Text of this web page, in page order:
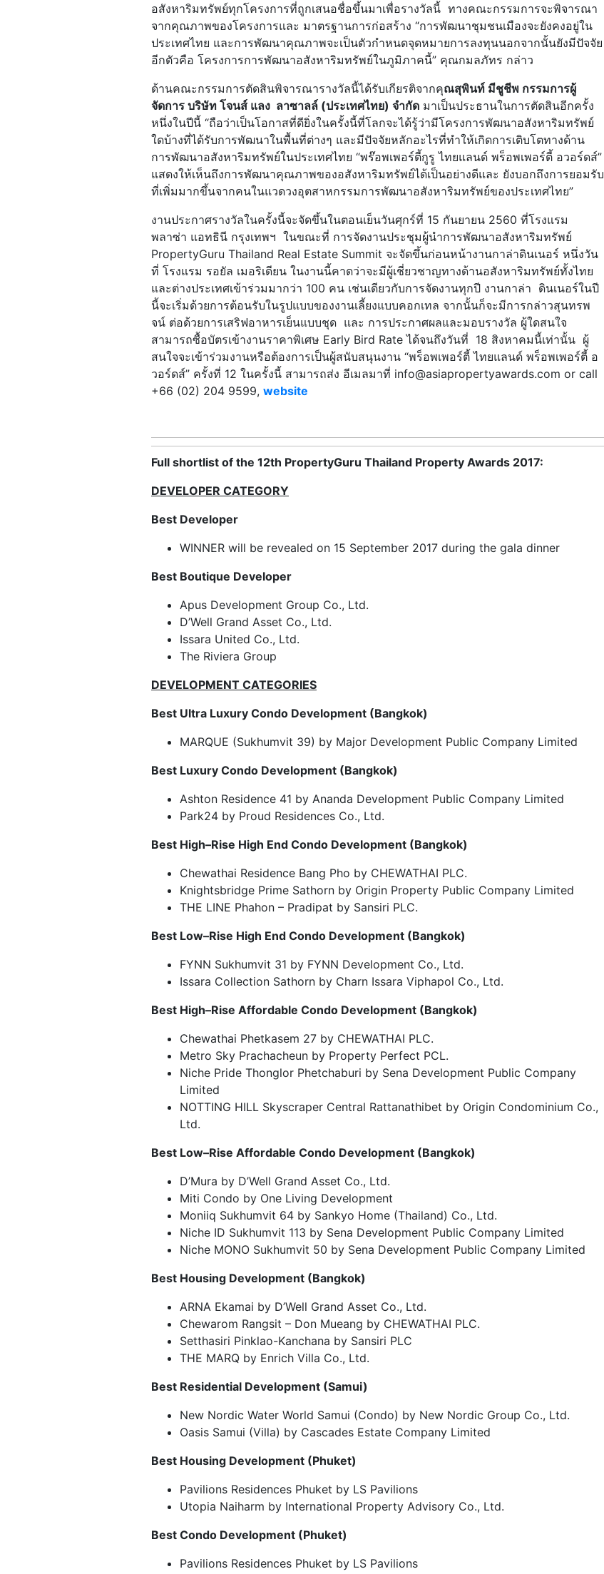
อสังหาริมทรัพย์ทุกโครงการที่ถูกเสนอชื่อขึ้นมาเพื่อรางวัลนี้ ทางคณะกรรมการจะพิจารณา
จากคุณภาพของโครงการและ มาตรฐานการก่อสร้าง “การพัฒนาชุมชนเมืองจะยังคงอยู่ใน
ประเทศไทย และการพัฒนาคุณภาพจะเป็นตัวกำหนดจุดหมายการลงทุนนอกจากนั้นยังมีปัจจัย
อีกตัวคือ โครงการการพัฒนาอสังหาริมทรัพย์ในภูมิภาคนี้” คุณกมลภัทร กล่าว
ด้านคณะกรรมการตัดสินพิจารณารางวัลนี้ได้รับเกียรติจากคุณสุพินท์ มีชูชีพ กรรมการผู้
จัดการ บริษัท โจนส์ แลง ลาซาลล์ (ประเทศไทย) จำกัด มาเป็นประธานในการตัดสินอีกครั้ง
หนึ่งในปีนี้ “ถือว่าเป็นโอกาสที่ดียิ่งในครั้งนี้ที่โลกจะได้รู้ว่ามีโครงการพัฒนาอสังหาริมทรัพย์
ใดบ้างที่ได้รับการพัฒนาในพื้นที่ต่างๆ และมีปัจจัยหลักอะไรที่ทำให้เกิดการเติบโตทางด้าน
การพัฒนาอสังหาริมทรัพย์ในประเทศไทย “พร๊อพเพอร์ตี้กูรู ไทยแลนด์ พร็อพเพอร์ตี้ อวอร์ดส์”
แสดงให้เห็นถึงการพัฒนาคุณภาพของอสังหาริมทรัพย์ได้เป็นอย่างดีและ ยังบอกถึงการยอมรับ
ที่เพิ่มมากขึ้นจากคนในแวดวงอุตสาหกรรมการพัฒนาอสังหาริมทรัพย์ของประเทศไทย”
งานประกาศรางวัลในครั้งนี้จะจัดขึ้นในตอนเย็นวันศุกร์ที่ 15 กันยายน 2560 ที่โรงแรม
พลาซ่า แอทธินี กรุงเทพฯ ในขณะที่ การจัดงานประชุมผู้นำการพัฒนาอสังหาริมทรัพย์
PropertyGuru Thailand Real Estate Summit จะจัดขึ้นก่อนหน้างานกาล่าดินเนอร์ หนึ่งวัน
ที่ โรงแรม รอยัล เมอริเดียน ในงานนี้คาดว่าจะมีผู้เชี่ยวชาญทางด้านอสังหาริมทรัพย์ทั้งไทย
และต่างประเทศเข้าร่วมมากว่า 100 คน เช่นเดียวกับการจัดงานทุกปี งานกาล่า ดินเนอร์ในปี
นี้จะเริ่มด้วยการต้อนรับในรูปแบบของงานเลี้ยงแบบคอกเทล จากนั้นก็จะมีการกล่าวสุนทรพ
จน์ ต่อด้วยการเสริฟอาหารเย็นแบบชุด และ การประกาศผลและมอบรางวัล ผู้ใดสนใจ
สามารถซื้อบัตรเข้างานราคาพิเศษ Early Bird Rate ได้จนถึงวันที่ 18 สิงหาคมนี้เท่านั้น ผู้
สนใจจะเข้าร่วมงานหรือต้องการเป็นผู้สนับสนุนงาน “พร็อพเพอร์ตี้ ไทยแลนด์ พร็อพเพอร์ตี้ อ
วอร์ดส์” ครั้งที่ 12 ในครั้งนี้ สามารถส่ง อีเมลมาที่ info@asiapropertyawards.com or call
+66 (02) 204 9599, website
Full shortlist of the 12th PropertyGuru Thailand Property Awards 2017:
DEVELOPER CATEGORY
Best Developer
WINNER will be revealed on 15 September 2017 during the gala dinner
Best Boutique Developer
Apus Development Group Co., Ltd.
D’Well Grand Asset Co., Ltd.
Issara United Co., Ltd.
The Riviera Group
DEVELOPMENT CATEGORIES
Best Ultra Luxury Condo Development (Bangkok)
MARQUE (Sukhumvit 39) by Major Development Public Company Limited
Best Luxury Condo Development (Bangkok)
Ashton Residence 41 by Ananda Development Public Company Limited
Park24 by Proud Residences Co., Ltd.
Best High–Rise High End Condo Development (Bangkok)
Chewathai Residence Bang Pho by CHEWATHAI PLC.
Knightsbridge Prime Sathorn by Origin Property Public Company Limited
THE LINE Phahon – Pradipat by Sansiri PLC.
Best Low–Rise High End Condo Development (Bangkok)
FYNN Sukhumvit 31 by FYNN Development Co., Ltd.
Issara Collection Sathorn by Charn Issara Viphapol Co., Ltd.
Best High–Rise Affordable Condo Development (Bangkok)
Chewathai Phetkasem 27 by CHEWATHAI PLC.
Metro Sky Prachacheun by Property Perfect PCL.
Niche Pride Thonglor Phetchaburi by Sena Development Public Company
Limited
NOTTING HILL Skyscraper Central Rattanathibet by Origin Condominium Co.,
Ltd.
Best Low–Rise Affordable Condo Development (Bangkok)
D’Mura by D’Well Grand Asset Co., Ltd.
Miti Condo by One Living Development
Moniiq Sukhumvit 64 by Sankyo Home (Thailand) Co., Ltd.
Niche ID Sukhumvit 113 by Sena Development Public Company Limited
Niche MONO Sukhumvit 50 by Sena Development Public Company Limited
Best Housing Development (Bangkok)
ARNA Ekamai by D’Well Grand Asset Co., Ltd.
Chewarom Rangsit – Don Mueang by CHEWATHAI PLC.
Setthasiri Pinklao-Kanchana by Sansiri PLC
THE MARQ by Enrich Villa Co., Ltd.
Best Residential Development (Samui)
New Nordic Water World Samui (Condo) by New Nordic Group Co., Ltd.
Oasis Samui (Villa) by Cascades Estate Company Limited
Best Housing Development (Phuket)
Pavilions Residences Phuket by LS Pavilions
Utopia Naiharm by International Property Advisory Co., Ltd.
Best Condo Development (Phuket)
Pavilions Residences Phuket by LS Pavilions